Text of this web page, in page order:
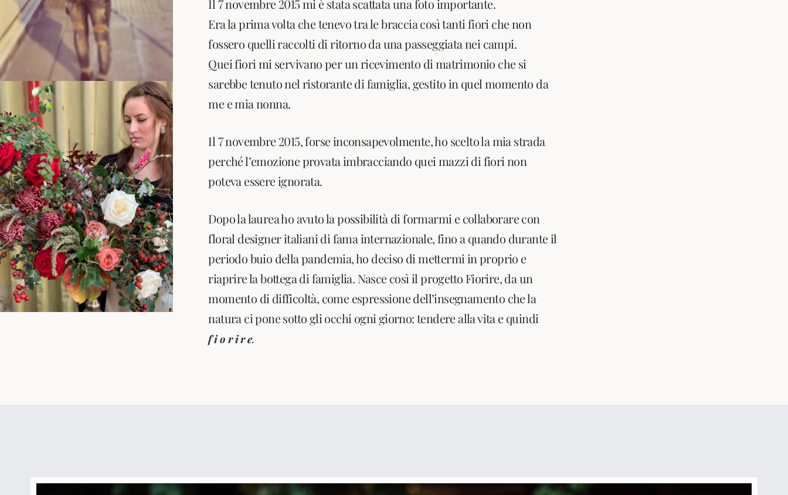
Il 7 novembre 2015 mi è stata scattata una foto importante.
Era la prima volta che tenevo tra le braccia così tanti fiori che non
fossero quelli raccolti di ritorno da una passeggiata nei campi.
Quei fiori mi servivano per un ricevimento di matrimonio che si
sarebbe tenuto nel ristorante di famiglia, gestito in quel momento da
me e mia nonna.
Il 7 novembre 2015, forse inconsapevolmente, ho scelto la mia strada
perché l’emozione provata imbracciando quei mazzi di fiori non
poteva essere ignorata.
Dopo la laurea ho avuto la possibilità di formarmi e collaborare con
floral designer italiani di fama internazionale, fino a quando durante il
periodo buio della pandemia, ho deciso di mettermi in proprio e
riaprire la bottega di famiglia. Nasce così il progetto Fiorire, da un
momento di difficoltà, come espressione dell’insegnamento che la
natura ci pone sotto gli occhi ogni giorno: tendere alla vita e quindi
f i o r i r e.